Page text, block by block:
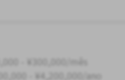
- ¥300,000/mês
- ¥4,200,000/ano